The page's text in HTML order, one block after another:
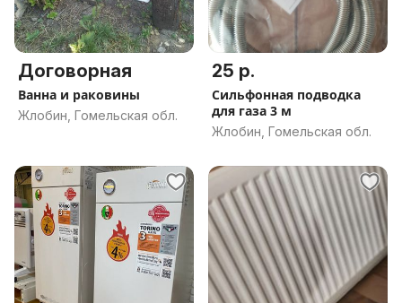
Договорная
Ванна и раковины
Жлобин, Гомельская обл.
25 р.
Сильфонная подводка
для газа 3 м
Жлобин, Гомельская обл.